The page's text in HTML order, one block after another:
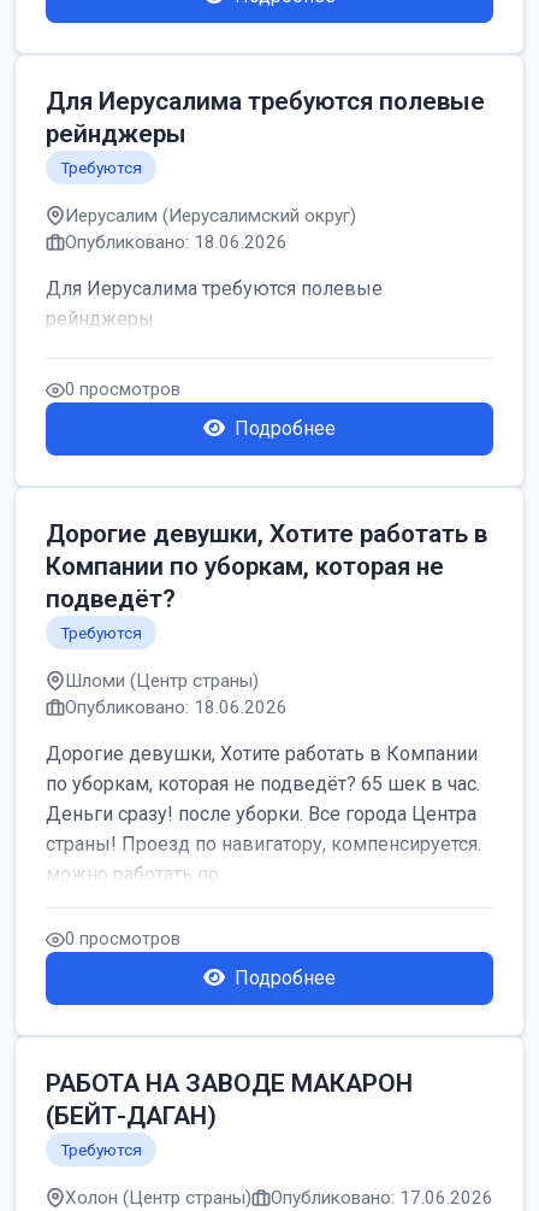
Для Иерусалима требуются полевые
рейнджеры
Требуются
Иерусалим (Иерусалимский округ)
Опубликовано: 18.06.2026
Для Иерусалима требуются полевые
рейнджеры
0 просмотров
Подробнее
Дорогие девушки, Хотите работать в
Компании по уборкам, которая не
подведёт?
Требуются
Шломи (Центр страны)
Опубликовано: 18.06.2026
Дорогие девушки, Хотите работать в Компании
по уборкам, которая не подведёт? 65 шек в час.
Деньги сразу! после уборки. Все города Центра
страны! Проезд по навигатору, компенсируется.
можно работать по...
0 просмотров
Подробнее
РАБОТА НА ЗАВОДЕ МАКАРОН
(БЕЙТ-ДАГАН)
Требуются
Холон (Центр страны) Опубликовано: 17.06.2026